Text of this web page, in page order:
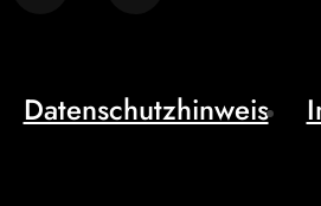
Datenschutzhinweis